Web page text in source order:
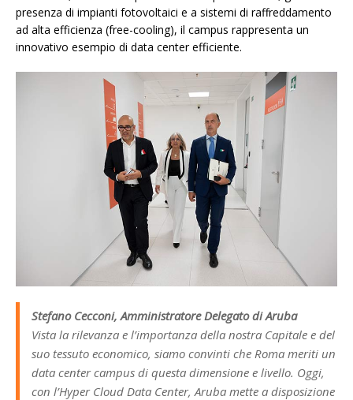
presenza di impianti fotovoltaici e a sistemi di raffreddamento
ad alta efficienza (free-cooling), il campus rappresenta un
innovativo esempio di data center efficiente.
Stefano Cecconi, Amministratore Delegato di Aruba
Vista la rilevanza e l’importanza della nostra Capitale e del
suo tessuto economico, siamo convinti che Roma meriti un
data center campus di questa dimensione e livello. Oggi,
con l’Hyper Cloud Data Center, Aruba mette a disposizione